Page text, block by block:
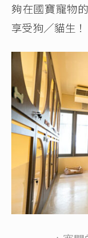
夠在國寶寵物
享受狗／貓生！